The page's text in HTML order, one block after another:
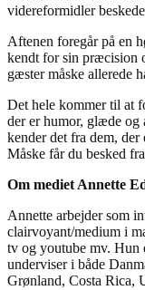
videreformidler
Aftenen foregår på en
kendt for sin præcision
gæster måske allerede
Det hele kommer til at
der er humor, glæde
kender det fra dem, der
Måske får du besked
Om mediet Annette
Annette arbejder som
clairvoyant/medium i
tv og youtube mv. Hun
underviser i både
Grønland, Costa Rica,